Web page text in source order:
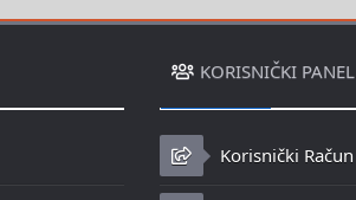
KORISNIČKI PANEL
Korisnički Račun